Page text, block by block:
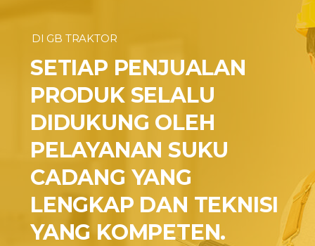
DI GB TRAKTOR
SETIAP PENJUALAN
PRODUK SELALU
DIDUKUNG OLEH
PELAYANAN SUKU
CADANG YANG
LENGKAP DAN TEKNISI
YANG KOMPETEN.